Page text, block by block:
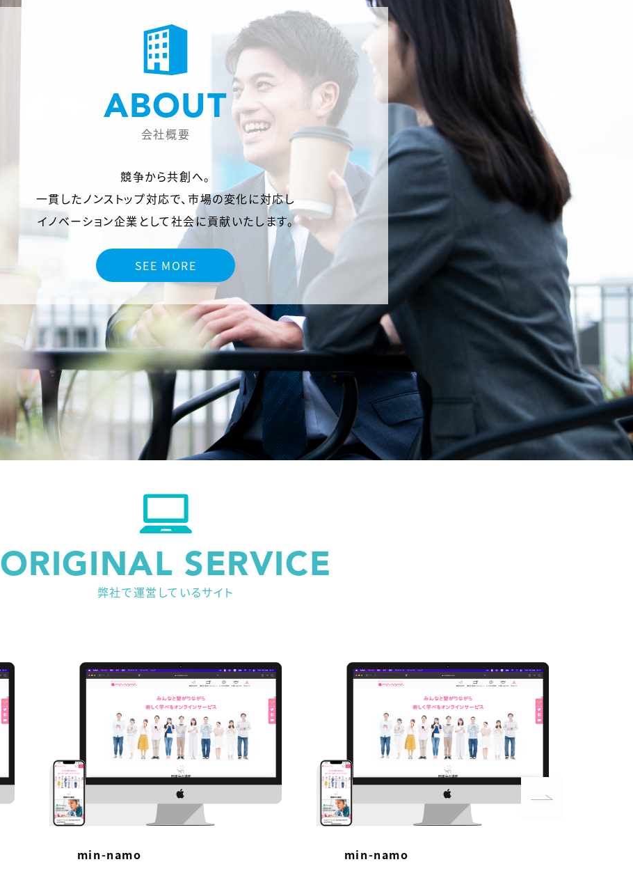
ABOUT
会社概要
競争から共創へ。
一貫したノンストップ対応で、市場の変化に対応し
イノベーション企業として社会に貢献いたします。
SEE MORE
ORIGINAL SERVICE
弊社で運営しているサイト
min-namo min-namo